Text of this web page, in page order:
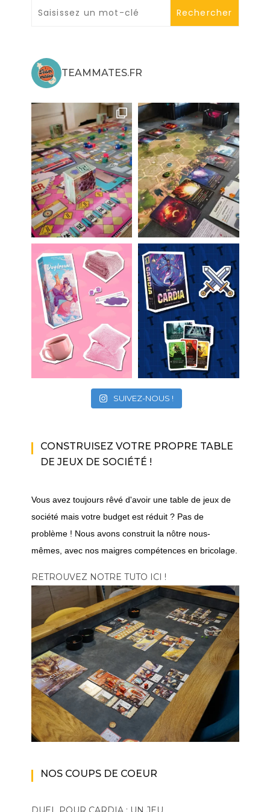
TEAMMATES.FR
SUIVEZ-NOUS !
CONSTRUISEZ VOTRE PROPRE TABLE
DE JEUX DE SOCIÉTÉ !
Vous avez toujours rêvé d'avoir une table de jeux de
société mais votre budget est réduit ? Pas de
problème ! Nous avons construit la nôtre nous-
mêmes, avec nos maigres compétences en bricolage.
RETROUVEZ NOTRE TUTO ICI !
NOS COUPS DE COEUR